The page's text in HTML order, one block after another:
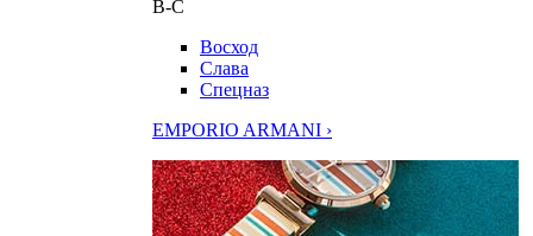
В-С
Восход
Слава
Спецназ
EMPORIO ARMANI ›